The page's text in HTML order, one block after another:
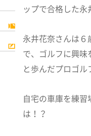
ップで合格した永
永井花奈さんは
で、ゴルフに興
と歩んだプロゴル
自宅の車庫を練
は！？